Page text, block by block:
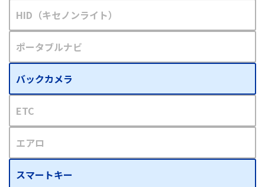
HID（キセノンライト）
ポータブルナビ
バックカメラ
ETC
エアロ
スマートキー